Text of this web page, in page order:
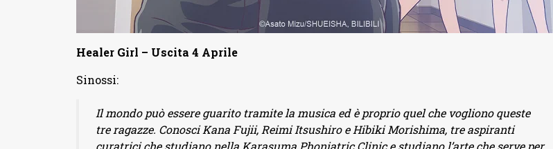
Healer Girl – Uscita 4 Aprile
Sinossi:
Il mondo può essere guarito tramite la musica ed è proprio quel che vogliono queste
tre ragazze. Conosci Kana Fujii, Reimi Itsushiro e Hibiki Morishima, tre aspiranti
curatrici che studiano nella Karasuma Phoniatric Clinic e studiano l’arte che serve per